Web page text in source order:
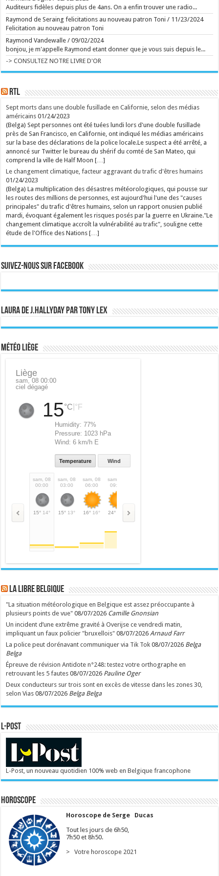
La collection de l'Art brut, créée par Dubuffet, fête
ses 50 ans. L'occasion aussi de découvrir la très
inspirante fondation Jan Michalski. ...
Ecrit le 07/08 13:01
Plus d'un an et demi après la saison 1, Netflix a mis
en ligne sept épisodes. Le 8e est prévu pour le 26
août. En images, l'épopée familiale est plus
tourbillonnante que jamais. ...
Auditeurs fidèles depuis plus de 4ans. On a enfin trouver une radio...
Raymond de Seraing felicitations au nouveau patron Toni / 11/23/2024
Felicitation au nouveau patron Toni
Raymond Vandewalle /09/02/2024
bonjou, je m'appelle Raymond etant donner que je vous suis depuis le...
-> CONSULTEZ NOTRE LIVRE D'OR
RTL
Sept morts dans une double fusillade en Californie, selon des médias
américains 01/24/2023
(Belga) Sept personnes ont été tuées lundi lors d'une double fusillade
près de San Francisco, en Californie, ont indiqué les médias américains
sur la base des déclarations de la police locale.Le suspect a été arrêté, a
annoncé sur Twitter le bureau du shérif du comté de San Mateo, qui
comprend la ville de Half Moon […]
Le changement climatique, facteur aggravant du trafic d'êtres humains
01/24/2023
(Belga) La multiplication des désastres météorologiques, qui pousse sur
les routes des millions de personnes, est aujourd'hui l'une des "causes
principales" du trafic d'êtres humains, selon un rapport onusien publié
mardi, évoquant également les risques posés par la guerre en Ukraine."Le
changement climatique accroît la vulnérabilité au trafic", souligne cette
étude de l'Office des Nations […]
Suivez-nous sur Facebook
Laura de J.Hallyday par Tony Lex
Météo Liège
Liège
sam, 08 00:00
ciel dégagé
15°C °F
Humidity:77%
Pressure: 1023 hPa
Wind:6 km/h E
Temperature Wind
sam, 08
00:00
15° 14°
sam, 08
03:00
15° 13°
sam, 08
06:00
16° 16°
sam, 08
09:00
24°
LA Libre Belgique
"La situation météorologique en Belgique est assez préoccupante à
plusieurs points de vue" 08/07/2026 Camille Gnonsian
Un incident d’une extrême gravité à Overijse ce vendredi matin,
impliquant un faux policier "bruxellois" 08/07/2026 Arnaud Farr
La police peut dorénavant communiquer via Tik Tok 08/07/2026 Belga
Belga
Épreuve de révision Antidote n°248: testez votre orthographe en
retrouvant les 5 fautes 08/07/2026 Pauline Oger
Deux conducteurs sur trois sont en excès de vitesse dans les zones 30,
selon Vias 08/07/2026 Belga Belga
L-POST
L-Post, un nouveau quotidien 100% web en Belgique francophone
Horoscope
Horoscope de Serge Ducas
Tout les jours de 6h50,
7h50 et 8h50.
> Votre horoscope 2021